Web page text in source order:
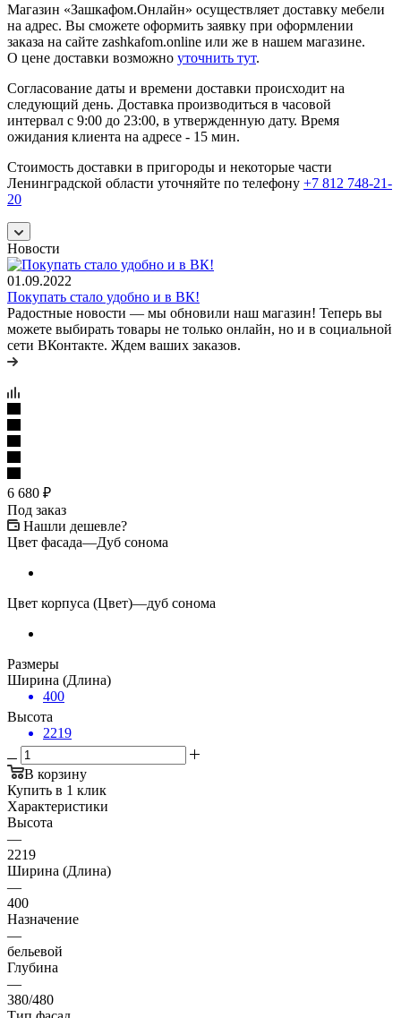
Магазин «Зашкафом.Онлайн» осуществляет доставку мебели
на адрес. Вы сможете оформить заявку при оформлении
заказа на сайте zashkafom.online или же в нашем магазине.
О цене доставки возможно уточнить тут.
Согласование даты и времени доставки происходит на
следующий день. Доставка производиться в часовой
интервал с 9:00 до 23:00, в утвержденную дату. Время
ожидания клиента на адресе - 15 мин.
Стоимость доставки в пригороды и некоторые части
Ленинградской области уточняйте по телефону +7 812 748-21-
20
Новости
01.09.2022
Покупать стало удобно и в ВК!
Радостные новости — мы обновили наш магазин! Теперь вы
можете выбирать товары не только онлайн, но и в социальной
сети ВКонтакте. Ждем ваших заказов.
6 680 ₽
Под заказ
Нашли дешевле?
Цвет фасада—Дуб сонома
Цвет корпуса (Цвет)—дуб сонома
Размеры
Ширина (Длина)
400
Высота
2219
В корзину
Купить в 1 клик
Характеристики
Высота
—
2219
Ширина (Длина)
—
400
Назначение
—
бельевой
Глубина
—
380/480